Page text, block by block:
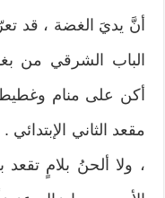
أنَّ يديَ الغضة ، قد
الباب الشرقي من
أكن على منام
مقعد الثاني
، ولا ألحنُ بلامٍ